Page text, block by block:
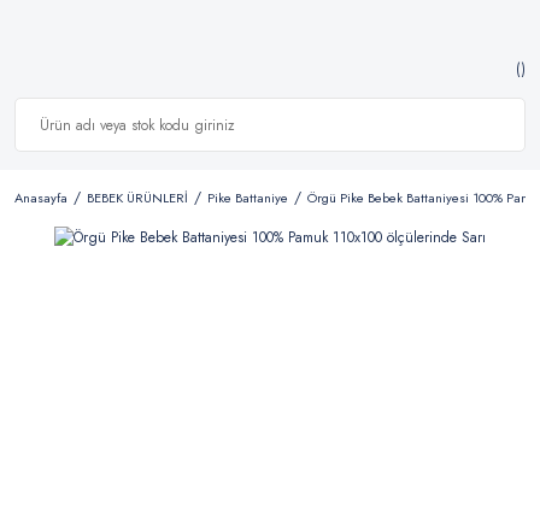
Anasayfa BEBEK ÜRÜNLERİ Pike Battaniye Örgü Pike Bebek Battaniyesi 100%